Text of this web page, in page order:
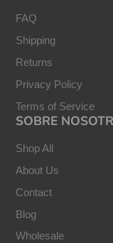
FAQ
Shipping
Returns
Privacy Policy
Terms of Service
SOBRE
Shop All
About Us
Contact
Blog
Wholesale